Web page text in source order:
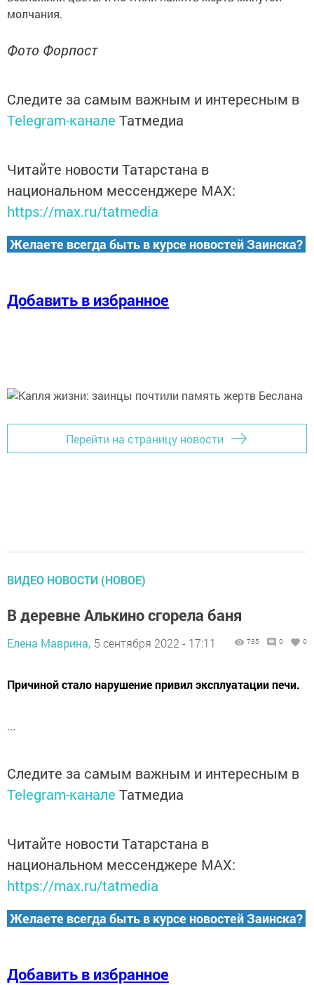
молчания.
Фото Форпост
Следите за самым важным и интересным в
Telegram-канале Татмедиа
Читайте новости Татарстана в
национальном мессенджере MАХ:
https://max.ru/tatmedia
Желаете всегда быть в курсе новостей Заинска?
Добавить в избранное
Перейти на страницу новости
ВИДЕО НОВОСТИ (НОВОЕ)
В деревне Алькино сгорела баня
Елена Маврина, 5 сентября 2022 - 17:11 735 0 0
Причиной стало нарушение привил эксплуатации печи.
...
Следите за самым важным и интересным в
Telegram-канале Татмедиа
Читайте новости Татарстана в
национальном мессенджере MАХ:
https://max.ru/tatmedia
Желаете всегда быть в курсе новостей Заинска?
Добавить в избранное